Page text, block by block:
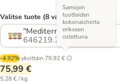
Valitse tuote (8 vaihtoehtoa)
"Mediterranean"-paketti
646219.7
-4.92%yksittäin 79,92 €
Samojen
tuotteiden
kokonaishinta
erikseen
ostettuna
75,99 €
5,28 € / kg